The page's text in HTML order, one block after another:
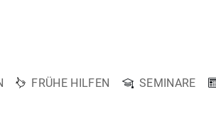
FRÜHE HILFEN SEMINARE